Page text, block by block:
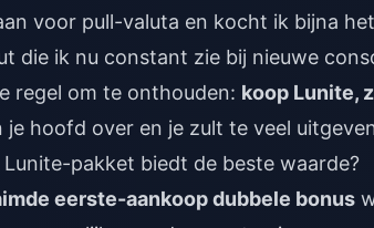
voor pull-valuta en kocht ik bijna
die ik nu constant zie bij nieuwe
regel om te onthouden: koop Lunite,
je hoofd over en je zult te veel
pakket biedt de beste waarde?
eerste-aankoop dubbele bonus